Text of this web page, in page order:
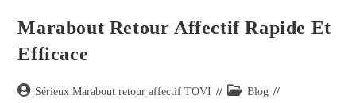
Marabout Retour Affectif Rapide Et
Efficace
Sérieux Marabout retour affectif TOVI
Blog